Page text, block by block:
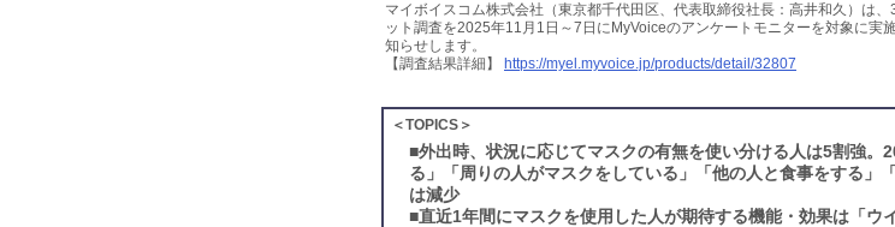
マイボイスコム株式会社（東京都千代田区、代表取締役社長：高井和久）は
ット調査を2025年11月1日～7日にMyVoiceのアンケートモニターを対象に実
知らせします。
【調査結果詳細】
https://myel.myvoice.jp/products/detail/32807
＜TOPICS＞
■外出時、状況に応じてマスクの有無を使い分ける人は5割強。
る」「周りの人がマスクをしている」「他の人と食事をする」
は減少
■直近1年間にマスクを使用した人が期待する機能・効果は「ウ